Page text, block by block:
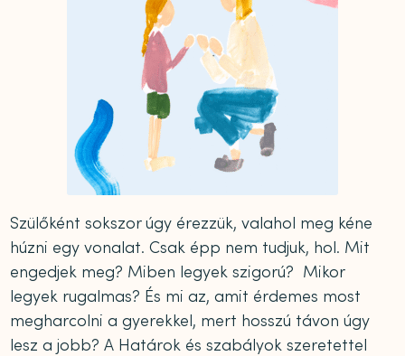
Szülőként sokszor úgy érezzük, valahol meg kéne
húzni egy vonalat. Csak épp nem tudjuk, hol. Mit
engedjek meg? Miben legyek szigorú? Mikor
legyek rugalmas? És mi az, amit érdemes most
megharcolni a gyerekkel, mert hosszú távon úgy
lesz a jobb? A Határok és szabályok szeretettel